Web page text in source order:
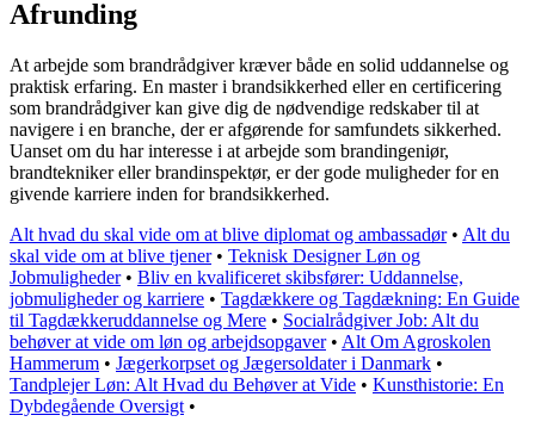
Afrunding
At arbejde som brandrådgiver kræver både en solid uddannelse og
praktisk erfaring. En master i brandsikkerhed eller en certificering
som brandrådgiver kan give dig de nødvendige redskaber til at
navigere i en branche, der er afgørende for samfundets sikkerhed.
Uanset om du har interesse i at arbejde som brandingeniør,
brandtekniker eller brandinspektør, er der gode muligheder for en
givende karriere inden for brandsikkerhed.
Alt hvad du skal vide om at blive diplomat og ambassadør• Alt du
skal vide om at blive tjener• Teknisk Designer Løn og
Jobmuligheder• Bliv en kvalificeret skibsfører: Uddannelse,
jobmuligheder og karriere • Tagdækkere og Tagdækning: En Guide
til Tagdækkeruddannelse og Mere • Socialrådgiver Job: Alt du
behøver at vide om løn og arbejdsopgaver• Alt Om Agroskolen
Hammerum • Jægerkorpset og Jægersoldater i Danmark •
Tandplejer Løn: Alt Hvad du Behøver at Vide • Kunsthistorie: En
Dybdegående Oversigt •